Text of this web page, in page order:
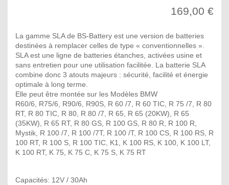
169,00 €
La gamme SLA de BS-Battery est une version de batteries
destinées à remplacer celles de type « conventionnelles ».
SLA est une ligne de batteries étanches, activées usine et
sans entretien pour une utilisation facilitée. La batterie SLA
combine donc 3 atouts majeurs : sécurité, facilité et énergie
optimale à long terme.
Elle peut être montée sur les Modèles BMW
R60/6, R75/6, R90/6, R90S, R 60 /7, R 60 TIC, R 75 /7, R 80
RT, R 80 TIC, R 80, R 80 /7, R 65, R 65 (20KW), R 65
(35KW), R 65 RT, R 80 GS, R 100 GS, R 80 R, R 100 R,
Mystik, R 100 /7, R 100 /7T, R 100 /T, R 100 CS, R 100 RS, R
100 RT, R 100 S, R 100 TIC, K1, K 100 RS, K 100, K 100 LT,
K 100 RT, K 75, K 75 C, K 75 S, K 75 RT
Capacités: 12V / 30Ah